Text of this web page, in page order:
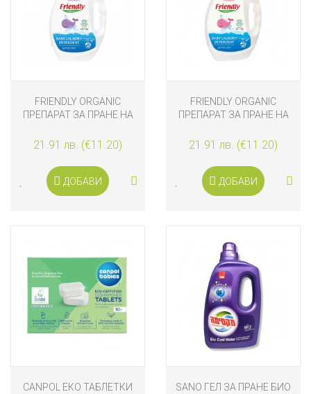
FRIENDLY ORGANIC
ПРЕПАРАТ ЗА ПРАНЕ НА
ЛАВАНДУЛА, 2L
21.91 лв. (€11.20)
ДОБАВИ
FRIENDLY ORGANIC
ПРЕПАРАТ ЗА ПРАНЕ НА
2L
21.91 лв. (€11.20)
ДОБАВИ
CANPOL ЕКО ТАБЛЕТКИ
SANO ГЕЛ ЗА ПРАНЕ БИО